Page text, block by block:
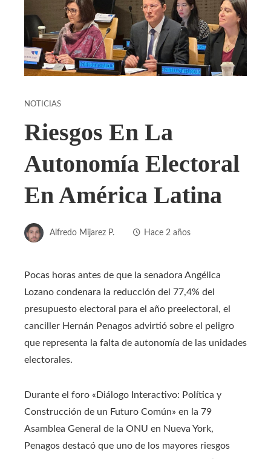
NOTICIAS
Riesgos En La
Autonomía Electoral
En América Latina
Alfredo Mijarez P. Hace 2 años
Pocas horas antes de que la senadora Angélica
Lozano condenara la reducción del 77,4% del
presupuesto electoral para el año preelectoral, el
canciller Hernán Penagos advirtió sobre el peligro
que representa la falta de autonomía de las unidades
electorales.
Durante el foro «Diálogo Interactivo: Política y
Construcción de un Futuro Común» en la 79
Asamblea General de la ONU en Nueva York,
Penagos destacó que uno de los mayores riesgos